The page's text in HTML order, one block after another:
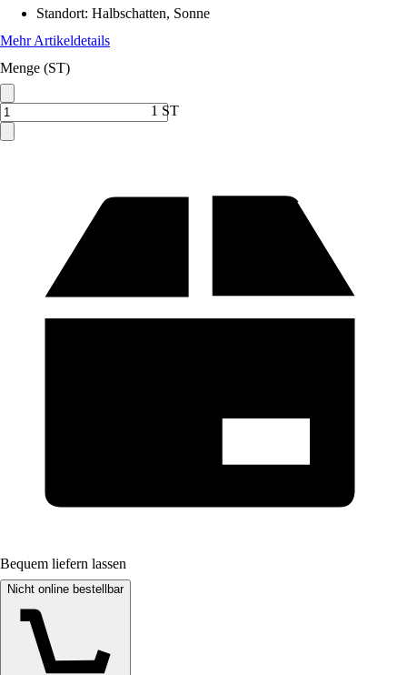
Standort: Halbschatten, Sonne
Mehr Artikeldetails
Menge (ST)
1 ST
Bequem liefern lassen
Nicht online bestellbar